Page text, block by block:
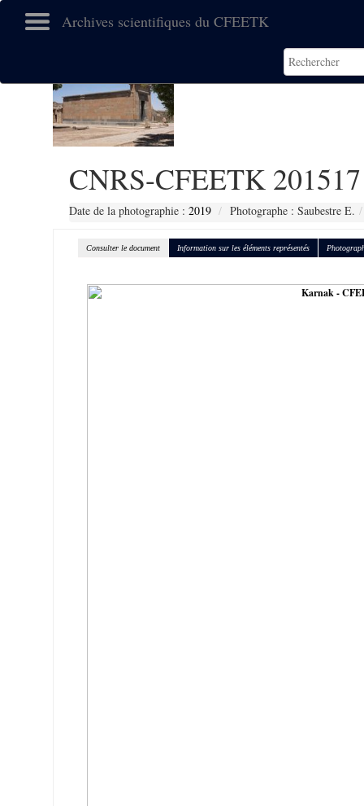
Archives scientifiques du CFEETK
CNRS-CFEETK 201517
Date de la photographie : 2019 Photographe : Saubestre E.
Consulter le document Information sur les éléments représentés